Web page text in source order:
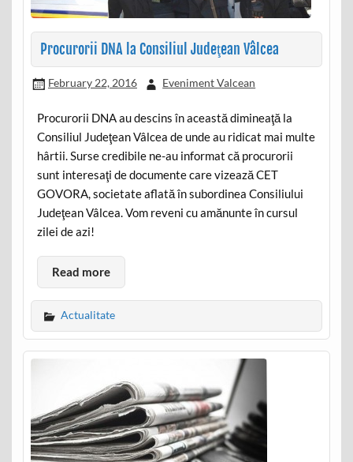
Procurorii DNA la Consiliul Judeţean Vâlcea
February 22, 2016 Eveniment Valcean
Procurorii DNA au descins în această dimineaţă la
Consiliul Judeţean Vâlcea de unde au ridicat mai multe
hârtii. Surse credibile ne-au informat că procurorii
sunt interesaţi de documente care vizează CET
GOVORA, societate aflată în subordinea Consiliului
Judeţean Vâlcea. Vom reveni cu amănunte în cursul
zilei de azi!
Read more
Actualitate